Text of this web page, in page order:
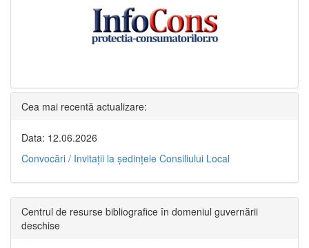
Cea mai recentă actualizare:
Data: 12.06.2026
Convocări / Invitaţii la şedinţele Consiliului Local
Centrul de resurse bibliografice în domeniul guvernării
deschise